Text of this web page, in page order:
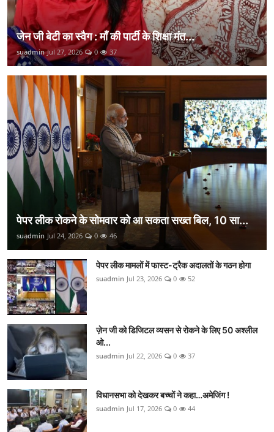
जेन जी बेटी का स्वैग : माँ की पार्टी के शिक्षा मंत...
suadmin Jul 27, 2026 0 37
पेपर लीक रोकने के सोमवार को आ सकता सख्त बिल, 10 सा...
suadmin Jul 24, 2026 0 46
पेपर लीक मामलों में फास्ट-ट्रैक अदालतों के गठन होगा
suadmin Jul 23, 2026 0 52
ज़ेन जी को डिजिटल व्यसन से रोकने के लिए 50 अश्लील
ओ...
suadmin Jul 22, 2026 0 37
विधानसभा को देखकर बच्चों ने कहा…अमेजिंग !
suadmin Jul 17, 2026 0 44